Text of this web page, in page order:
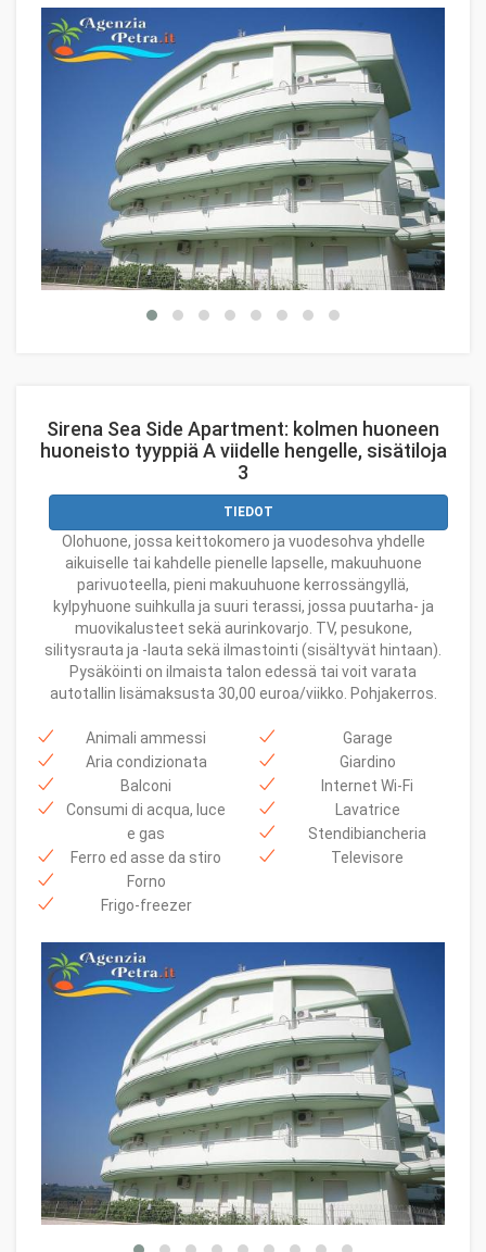
Sirena Sea Side Apartment: kolmen huoneen
huoneisto tyyppiä A viidelle hengelle, sisätiloja
3
TIEDOT
Olohuone, jossa keittokomero ja vuodesohva yhdelle
aikuiselle tai kahdelle pienelle lapselle, makuuhuone
parivuoteella, pieni makuuhuone kerrossängyllä,
kylpyhuone suihkulla ja suuri terassi, jossa puutarha- ja
muovikalusteet sekä aurinkovarjo. TV, pesukone,
silitysrauta ja -lauta sekä ilmastointi (sisältyvät hintaan).
Pysäköinti on ilmaista talon edessä tai voit varata
autotallin lisämaksusta 30,00 euroa/viikko. Pohjakerros.
Animali ammessi
Aria condizionata
Balconi
Consumi di acqua, luce
e gas
Ferro ed asse da stiro
Forno
Frigo-freezer
Garage
Giardino
Internet Wi-Fi
Lavatrice
Stendibiancheria
Televisore